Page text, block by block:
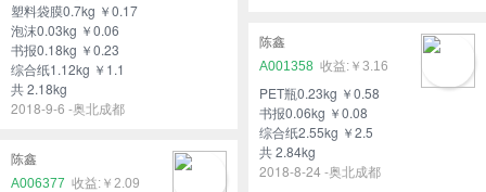
塑料袋膜0.7kg ￥0.17
泡沫0.03kg ￥0.06
书报0.18kg ￥0.23
综合纸1.12kg ￥1.1
共 2.18kg
2018-9-6 -奥北成都
陈鑫
A001358
￥3.16
PET瓶0.23kg ￥0.58
书报0.06kg ￥0.08
综合纸2.55kg ￥2.5
共 2.84kg
2018-8-24 -奥北成都
陈鑫
A006377
￥2.09